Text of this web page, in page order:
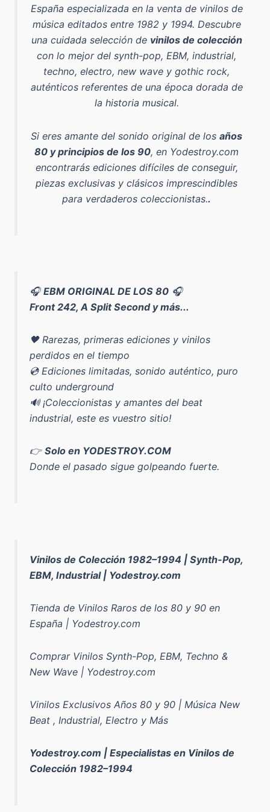
España especializada en la venta de vinilos de
música editados entre 1982 y 1994. Descubre
una cuidada selección de vinilos de colección
con lo mejor del synth-pop, EBM, industrial,
techno, electro, new wave y gothic rock,
auténticos referentes de una época dorada de
la historia musical.
Si eres amante del sonido original de los años
80 y principios de los 90, en Yodestroy.com
encontrarás ediciones difíciles de conseguir,
piezas exclusivas y clásicos imprescindibles
para verdaderos coleccionistas..
🎧EBM ORIGINAL DE LOS 80 🎧
Front 242, A Split Second y más...
🖤 Rarezas, primeras ediciones y vinilos
perdidos en el tiempo
💿 Ediciones limitadas, sonido auténtico, puro
culto underground
🔊 ¡Coleccionistas y amantes del beat
industrial, este es vuestro sitio!
👉Solo en YODESTROY.COM
Donde el pasado sigue golpeando fuerte.
Vinilos de Colección 1982–1994 | Synth-Pop,
EBM, Industrial | Yodestroy.com
Tienda de Vinilos Raros de los 80 y 90 en
España | Yodestroy.com
Comprar Vinilos Synth-Pop, EBM, Techno &
New Wave | Yodestroy.com
Vinilos Exclusivos Años 80 y 90 | Música New
Beat , Industrial, Electro y Más
Yodestroy.com | Especialistas en Vinilos de
Colección 1982–1994